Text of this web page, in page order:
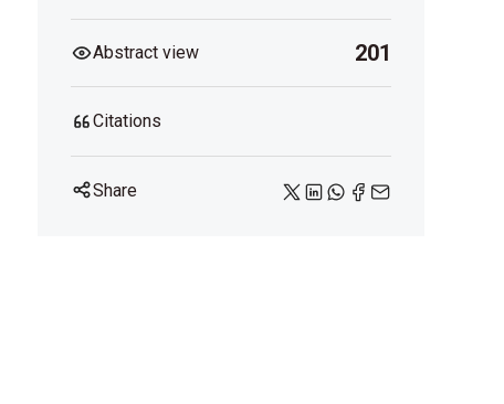
Abstract view 201
Citations
Share